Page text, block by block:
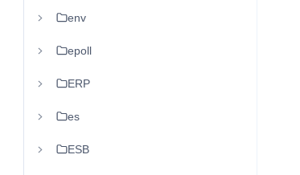
env
epoll
ERP
es
ESB